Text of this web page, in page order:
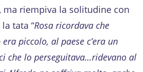
ma riempiva la solitudine con
tata “Rosa ricordava che
piccolo, al paese c’era un
che lo perseguitava…ridevano al